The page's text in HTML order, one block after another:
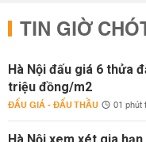
TIN GIỜ
Hà Nội đấu giá 6 thửa
triệu đồng/m2
ĐẤU GIÁ - ĐẤU THẦU 01